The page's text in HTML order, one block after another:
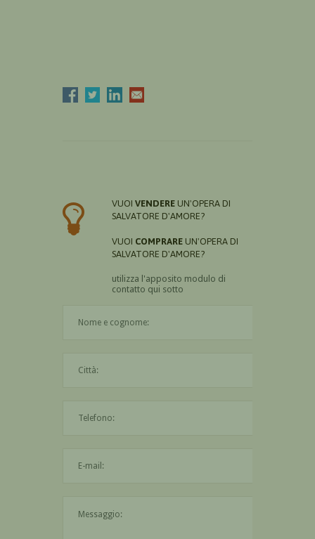
VUOI VENDERE UN'OPERA DI
SALVATORE D'AMORE?
VUOI COMPRARE UN'OPERA DI
SALVATORE D'AMORE?
utilizza l'apposito modulo di
contatto qui sotto